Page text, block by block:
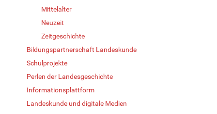
Mittelalter
Neuzeit
Zeitgeschichte
Bildungspartnerschaft Landeskunde
Schulprojekte
Perlen der Landesgeschichte
Informationsplattform
Landeskunde und digitale Medien